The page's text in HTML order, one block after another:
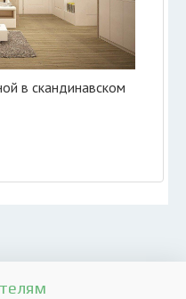
в скандинавском